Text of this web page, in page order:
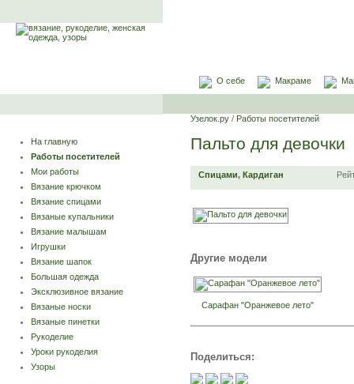
О себе Макраме
На главную
Работы посетителей
Мои работы
Вязание крючком
Вязание спицами
Вязаные купальники
Вязание малышам
Игрушки
Вязание шапок
Большая одежда
Эксклюзивное вязание
Вязаные носки
Вязаные пинетки
Рукоделие
Уроки рукоделия
Узоры
Узелок.ру / Работы посетителей
Пальто для девочки
Спицами, Кардиган
Другие модели
Сарафан "Оранжевое лето"
Поделиться: